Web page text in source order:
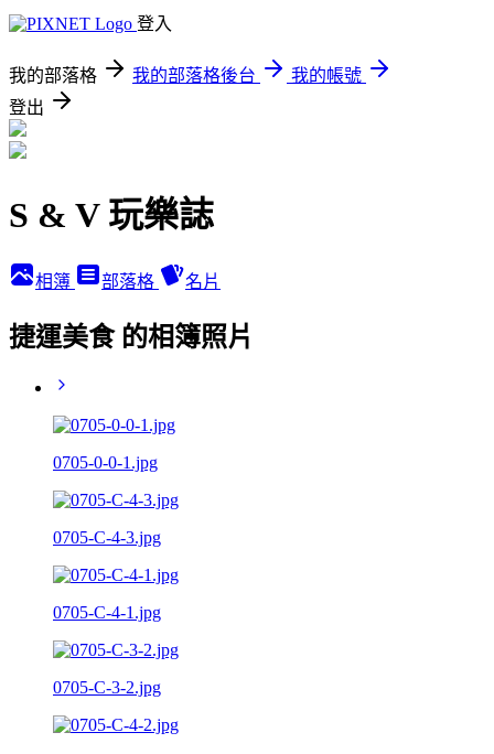
登入
我的部落格 我的部落格後台
我的帳號
登出
S & V 玩樂誌
相簿 部落格 名片
捷運美食 的相簿照片
0705-0-0-1.jpg
0705-C-4-3.jpg
0705-C-4-1.jpg
0705-C-3-2.jpg